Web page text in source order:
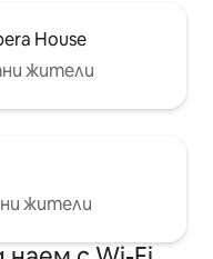
House
жители
жители